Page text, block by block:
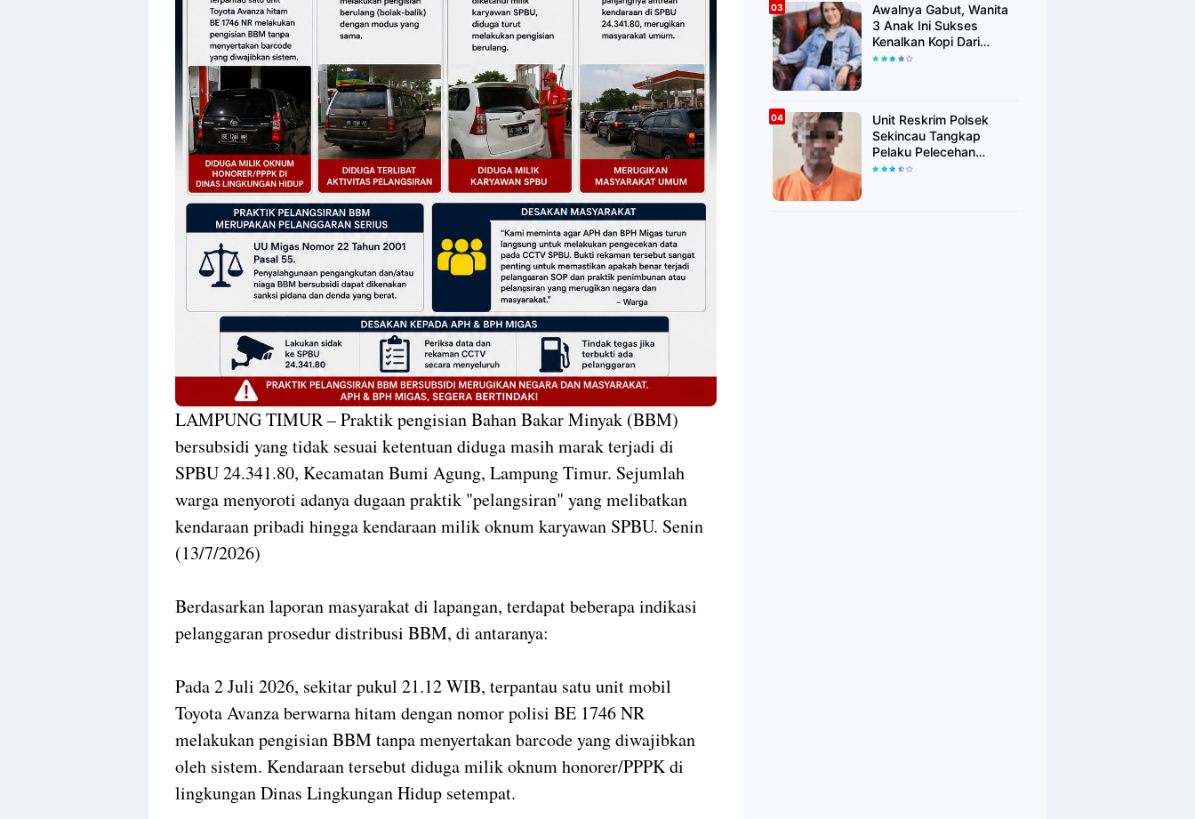
LAMPUNG TIMUR – Praktik pengisian Bahan Bakar Minyak (BBM)
bersubsidi yang tidak sesuai ketentuan diduga masih marak terjadi di
SPBU 24.341.80, Kecamatan Bumi Agung, Lampung Timur. Sejumlah
warga menyoroti adanya dugaan praktik "pelangsiran" yang melibatkan
kendaraan pribadi hingga kendaraan milik oknum karyawan SPBU. Senin
(13/7/2026)
Berdasarkan laporan masyarakat di lapangan, terdapat beberapa indikasi
pelanggaran prosedur distribusi BBM, di antaranya:
Pada 2 Juli 2026, sekitar pukul 21.12 WIB, terpantau satu unit mobil
Toyota Avanza berwarna hitam dengan nomor polisi BE 1746 NR
melakukan pengisian BBM tanpa menyertakan barcode yang diwajibkan
oleh sistem. Kendaraan tersebut diduga milik oknum honorer/PPPK di
lingkungan Dinas Lingkungan Hidup setempat.
Awalnya Gabut, Wanita
3 Anak Ini Sukses
Kenalkan Kopi Dari
Simalungun di Bekasi
Unit Reskrim Polsek
Sekincau Tangkap
Pelaku Pelecehan
Seksual Anak di Bawah